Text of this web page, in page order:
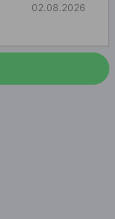
02.08.2026